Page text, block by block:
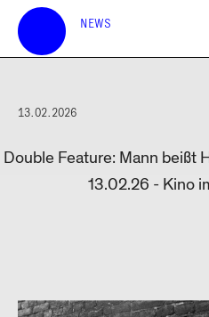
NEWS
13.02.2026
Double Feature: Mann beißt
13.02.26 - Kino